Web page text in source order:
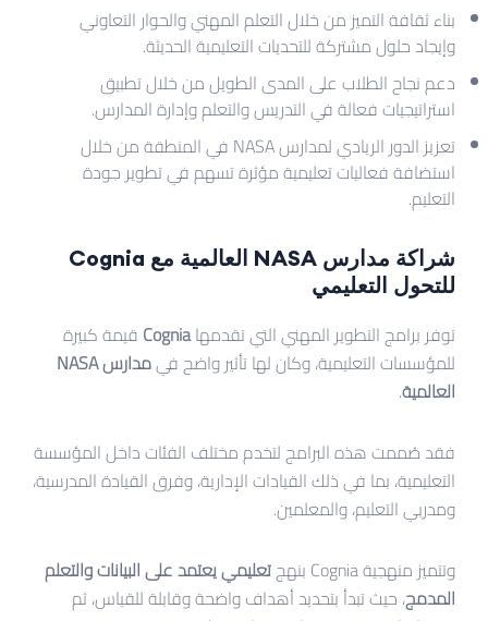
بناء ثقافة التميز من خلال التعلم المهني والحوار التعاوني
وإيجاد حلول مشتركة للتحديات التعليمية الحديثة.
دعم نجاح الطلاب على المدى الطويل من خلال تطبيق
استراتيجيات فعالة في التدريس والتعلم وإدارة المدارس.
تعزيز الدور الريادي لمدارس NASA في المنطقة من خلال
استضافة فعاليات تعليمية مؤثرة تسهم في تطوير جودة
التعليم.
شراكة مدارس NASA العالمية مع Cognia
للتحول التعليمي
توفر برامج التطوير المهني التي تقدمهاCognia قيمة كبيرة
للمؤسسات التعليمية، وكان لها تأثير واضح في
مدارس NASA
العالمية.
فقد صُممت هذه البرامج لتخدم مختلف الفئات داخل المؤسسة
التعليمية، بما في ذلك القيادات الإدارية، وفرق القيادة المدرسية،
ومدربي التعليم، والمعلمين.
وتتميز منهجية Cognia بنهج
تعليمي يعتمد على البيانات والتعلم
المدمج، حيث تبدأ بتحديد أهداف واضحة وقابلة للقياس، ثم